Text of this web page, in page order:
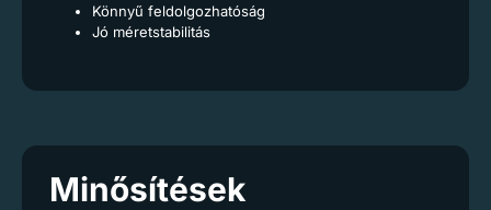
Könnyű feldolgozhatóság
Jó méretstabilitás
Minősítések